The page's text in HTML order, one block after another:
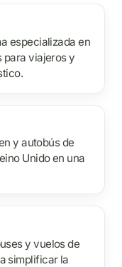
especializada en
para viajeros y
y autobús de
Unido en una
y vuelos de
simplificar la